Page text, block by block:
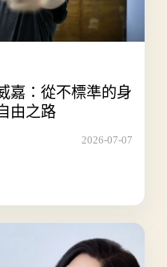
嘉：從不標準的身
由之路
2026-07-07